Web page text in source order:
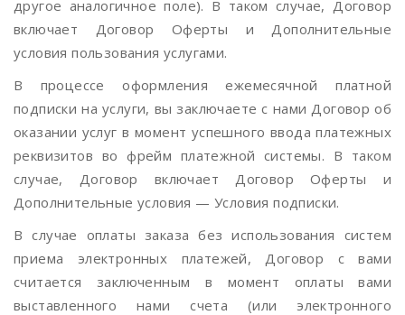
другое аналогичное поле). В таком случае, Договор
включает Договор Оферты и Дополнительные
условия пользования услугами.
В процессе оформления ежемесячной платной
подписки на услуги, вы заключаете с нами Договор об
оказании услуг в момент успешного ввода платежных
реквизитов во фрейм платежной системы. В таком
случае, Договор включает Договор Оферты и
Дополнительные условия — Условия подписки.
В случае оплаты заказа без использования систем
приема электронных платежей, Договор с вами
считается заключенным в момент оплаты вами
выставленного нами счета (или электронного